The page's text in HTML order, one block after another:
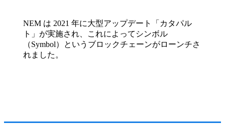
NEM は 2021 年に大型アップデート「カタパル
ト」が実施され、これによってシンボル
（Symbol）というブロックチェーンがローンチさ
れました。